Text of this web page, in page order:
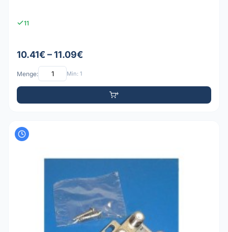
11
10.41€ – 11.09€
Menge: Min: 1